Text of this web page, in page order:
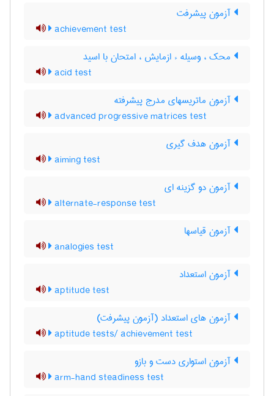
آزمون پيشرفت
achievement test
محک ، وسیله ء ازمایش ، امتحان با اسید
acid test
آزمون ماتریسهای مدرج پیشرفته
advanced progressive matrices test
آزمون هدف گیری
aiming test
آزمون دو گزینه ای
alternate-response test
آزمون قیاسها
analogies test
آزمون استعداد
aptitude test
آزمون های استعداد (آزمون پیشرفت)
aptitude tests/ achievement test
آزمون استواری دست و بازو
arm-hand steadiness test